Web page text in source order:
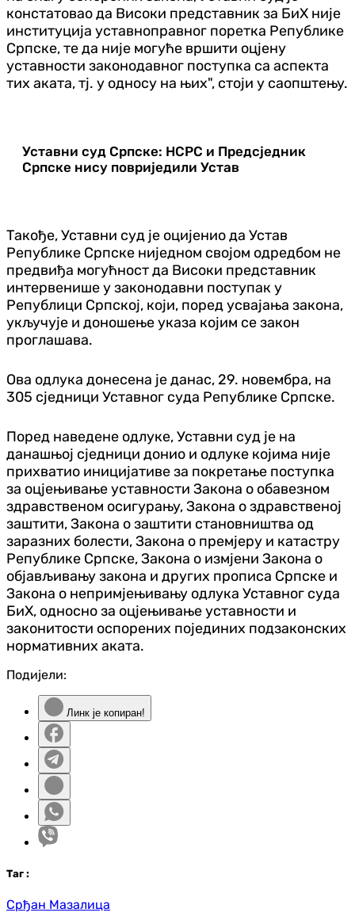
констатовао да Високи представник за БиХ није
институција уставноправног поретка Републике
Српске, те да није могуће вршити оцјену
уставности законодавног поступка са аспекта
тих аката, тј. у односу на њих", стоји у саопштењу.
Уставни суд Српске: НСРС и Предсједник
Српске нису повриједили Устав
Такође, Уставни суд је оцијенио да Устав
Републике Српске ниједном својом одредбом не
предвиђа могућност да Високи представник
интервенише у законодавни поступак у
Републици Српској, који, поред усвајања закона,
укључује и доношење указа којим се закон
проглашава.
Ова одлука донесена је данас, 29. новембра, на
305 сједници Уставног суда Републике Српске.
Поред наведене одлуке, Уставни суд је на
данашњој сједници донио и одлуке којима није
прихватио иницијативе за покретање поступка
за оцјењивање уставности Закона о обавезном
здравственом осигурању, Закона о здравственој
заштити, Закона о заштити становништва од
заразних болести, Закона о премјеру и катастру
Републике Српске, Закона о измјени Закона о
објављивању закона и других прописа Српске и
Закона о непримјењивању одлука Уставног суда
БиХ, односно за оцјењивање уставности и
законитости оспорених појединих подзаконских
нормативних аката.
Подијели:
Линк је копиран!
Таг :
Срђан Мазалица